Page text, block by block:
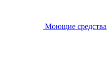
Моющие средства